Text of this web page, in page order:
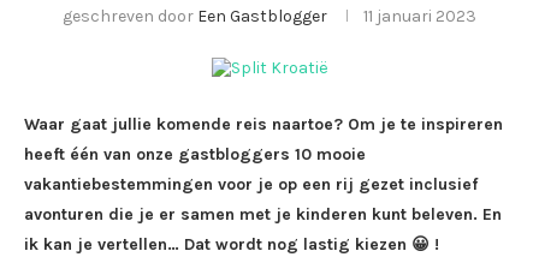
geschreven door Een Gastblogger 11 januari 2023
Waar gaat jullie komende reis naartoe? Om je te inspireren
heeft één van onze gastbloggers 10 mooie
vakantiebestemmingen voor je op een rij gezet inclusief
avonturen die je er samen met je kinderen kunt beleven. En
ik kan je vertellen… Dat wordt nog lastig kiezen 😀 !